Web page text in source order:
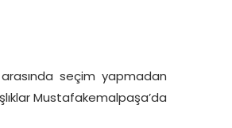
seçim yapmadan
Mustafakemalpaşa’da